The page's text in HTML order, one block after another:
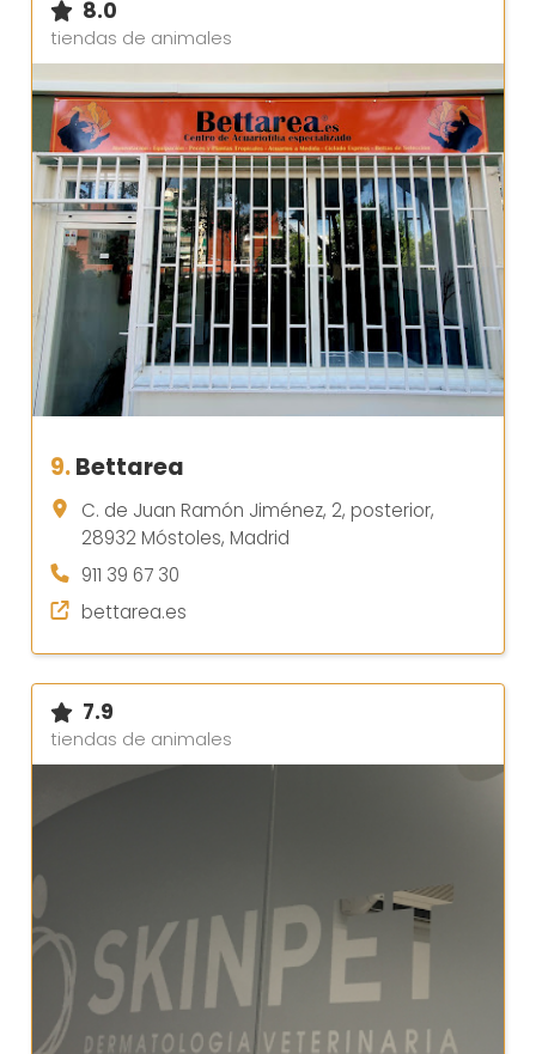
8.0
tiendas de animales
9.Bettarea
C. de Juan Ramón Jiménez, 2, posterior,
28932 Móstoles, Madrid
911 39 67 30
bettarea.es
7.9
tiendas de animales